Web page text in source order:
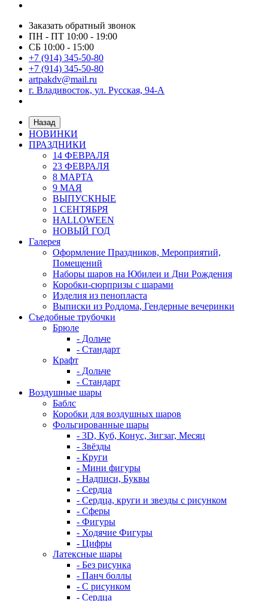
Заказать обратный звонок
ПН - ПТ 10:00 - 19:00
СБ 10:00 - 15:00
+7 (914) 345-50-80
+7 (914) 345-50-80
artpakdv@mail.ru
г. Владивосток, ул. Русская, 94-А
Назад
НОВИНКИ
ПРАЗДНИКИ
14 ФЕВРАЛЯ
23 ФЕВРАЛЯ
8 МАРТА
9 МАЯ
ВЫПУСКНЫЕ
1 СЕНТЯБРЯ
HALLOWEEN
НОВЫЙ ГОД
Галерея
Оформление Праздников, Мероприятий,
Помещений
Наборы шаров на Юбилеи и Дни Рождения
Коробки-сюрпризы с шарами
Изделия из пенопласта
Выписки из Роддома, Гендерные вечеринки
Съедобные трубочки
Брюле
- Дольче
- Стандарт
Крафт
- Дольче
- Стандарт
Воздушные шары
Баблс
Коробки для воздушных шаров
Фольгированные шары
- 3D, Куб, Конус, Зигзаг, Месяц
- Звёзды
- Круги
- Мини фигуры
- Надписи, Буквы
- Сердца
- Сердца, круги и звезды с рисунком
- Сферы
- Фигуры
- Ходячие Фигуры
- Цифры
Латексные шары
- Без рисунка
- Панч боллы
- С рисунком
- Сердца